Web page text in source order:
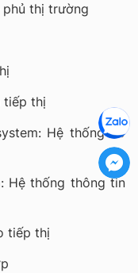
thị trường
tiếp thị
Hệ thống hỗ
Hệ thống thông tin
tiếp thị